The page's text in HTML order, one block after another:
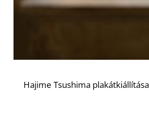
Hajime Tsushima plakátkiállítása